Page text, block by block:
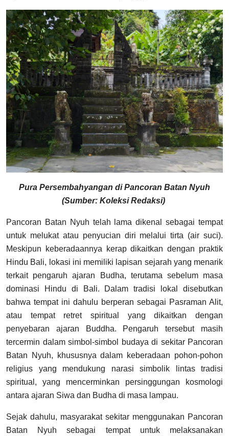
Pura Persembahyangan di Pancoran Batan Nyuh
(Sumber: Koleksi Redaksi)
Pancoran Batan Nyuh telah lama dikenal sebagai tempat
untuk melukat atau penyucian diri melalui tirta (air suci).
Meskipun keberadaannya kerap dikaitkan dengan praktik
Hindu Bali, lokasi ini memiliki lapisan sejarah yang menarik
terkait pengaruh ajaran Budha, terutama sebelum masa
dominasi Hindu di Bali. Dalam tradisi lokal disebutkan
bahwa tempat ini dahulu berperan sebagai Pasraman Alit,
atau tempat retret spiritual yang dikaitkan dengan
penyebaran ajaran Buddha. Pengaruh tersebut masih
tercermin dalam simbol-simbol budaya di sekitar Pancoran
Batan Nyuh, khususnya dalam keberadaan pohon-pohon
religius yang mendukung narasi simbolik lintas tradisi
spiritual, yang mencerminkan persinggungan kosmologi
antara ajaran Siwa dan Budha di masa lampau.
Sejak dahulu, masyarakat sekitar menggunakan Pancoran
Batan Nyuh sebagai tempat untuk melaksanakan